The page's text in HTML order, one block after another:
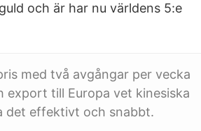
och är har nu världens 5:e
med två avgångar per vecka
till Europa vet kinesiska
det effektivt och snabbt.